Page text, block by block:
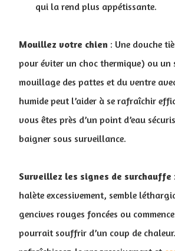
qui la rend plus appétissante.
Mouillez votre chien : Une douche
pour éviter un choc thermique) ou un
mouillage des pattes et du ventre
humide peut l’aider à se rafraîchir
vous êtes près d’un point d’eau
baigner sous surveillance.
Surveillez les signes de surchauffe
halète excessivement, semble
gencives rouges foncées ou
pourrait souffrir d’un coup de